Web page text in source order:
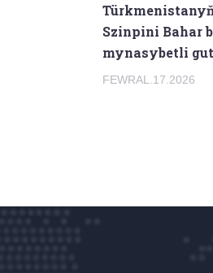
Szinpini Bahar
mynasybetli
FEWRAL.17.2026